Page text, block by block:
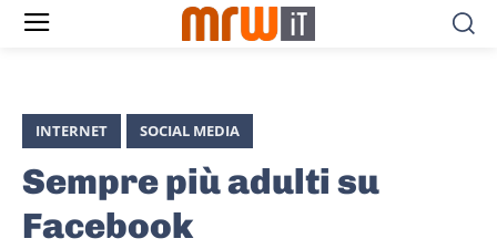
INTERNET SOCIAL MEDIA
Sempre più adulti su
Facebook